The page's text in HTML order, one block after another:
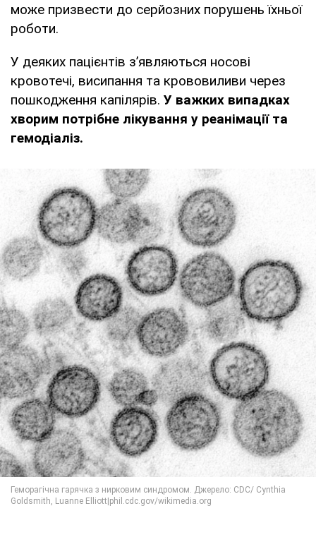
може призвести до серйозних порушень їхньої
роботи.
У деяких пацієнтів з’являються носові
кровотечі, висипання та крововиливи через
пошкодження капілярів. У важких випадках
хворим потрібне лікування у реанімації та
гемодіаліз.